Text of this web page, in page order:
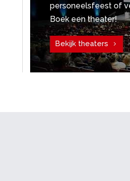
personeelsfeest of
Boek een theater!
Bekijk theaters